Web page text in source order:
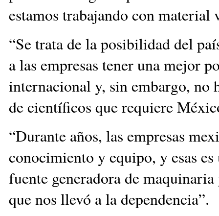
estamos trabajando con
“Se trata de la posibilidad del
a las empresas tener una mejor
internacional y, sin embargo, no
de científicos que requiere
“Durante años, las empresas
conocimiento y equipo, y esas
fuente generadora de
que nos llevó a la dependencia”.